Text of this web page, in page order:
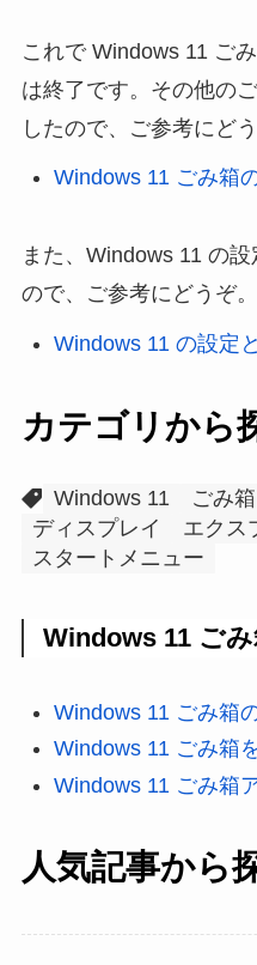
これで Windows 11 ご
は終了です。その他の
したので、ご参考にどう
Windows 11 ごみ箱
また、Windows 11 の
ので、ご参考にどうぞ。
Windows 11 の設定
カテゴリから
Windows 11 ごみ箱
ディスプレイ
エクス
スタートメニュー
Windows 11 ご
Windows 11 ごみ箱
Windows 11 ごみ箱
Windows 11 ごみ箱
人気記事から